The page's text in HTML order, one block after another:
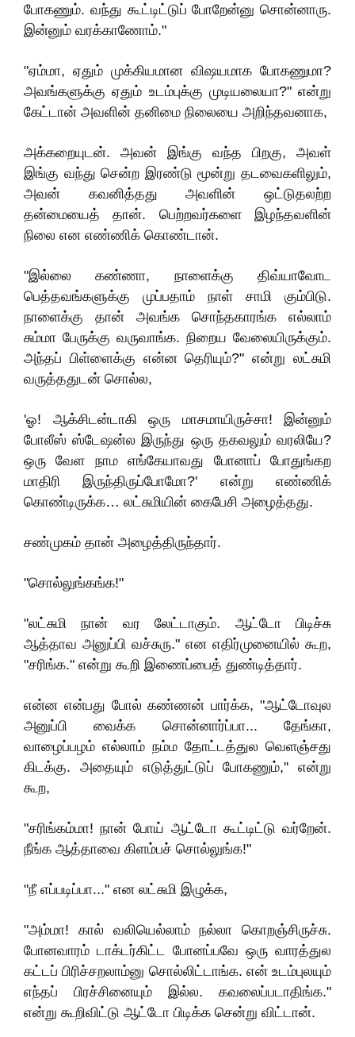
போகணும். வந்து கூட்டிட்டுப் போறேன்னு சொன்னாரு.
இன்னும் வரக்காணோம்."
"ஏம்மா, ஏதும் முக்கியமான விஷயமாக போகணுமா?
அவங்களுக்கு ஏதும் உடம்புக்கு முடியலையா?" என்று
கேட்டான் அவளின் தனிமை நிலையை அறிந்தவனாக,
அக்கறையுடன். அவன் இங்கு வந்த பிறகு, அவள்‌
இங்கு வந்து சென்ற இரண்டு மூன்று தடவைகளிலும்,
அவன் கவனித்தது அவளின் ஒட்டுதலற்ற
தன்மையைத் தான். பெற்றவர்களை இழந்தவளின்
நிலை என எண்ணிக் கொண்டான்.
"இல்லை கண்ணா, நாளைக்கு திவ்யாவோட
பெத்தவங்களுக்கு முப்பதாம் நாள் சாமி கும்பிடு.
நாளைக்கு தான் அவங்க சொந்தகாரங்க எல்லாம்
சும்மா பேருக்கு வருவாங்க. நிறைய வேலையிருக்கும்.
அந்தப் பிள்ளைக்கு என்ன தெரியும்?" என்று லட்சுமி
வருத்ததுடன் சொல்ல,
'ஓ! ஆக்சிடன்டாகி ஒரு மாசமாயிருச்சா! இன்னும்
போலீஸ் ஸ்டேஷன்ல இருந்து ஒரு தகவலும் வரலியே?
ஒரு வேள நாம எங்கேயாவது போனாப் போதுங்கற
மாதிரி இருந்திருப்போமோ?' என்று எண்ணிக்
கொண்டிருக்க… லட்சுமியின் கைபேசி அழைத்தது.
சண்முகம் தான் அழைத்திருந்தார்.
"சொல்லுங்கங்க!"
"லட்சுமி நான் வர லேட்டாகும். ஆட்டோ பிடிச்சு
ஆத்தாவ அனுப்பி வச்சுரு." என எதிர்முனையில் கூற,
"சரிங்க." என்று கூறி இணைப்பைத் துண்டித்தார்.
என்ன என்பது போல் கண்ணன் பார்க்க, "ஆட்டோவுல
அனுப்பி வைக்க சொன்னார்ப்பா... தேங்கா,
வாழைப்பழம் எல்லாம் நம்ம தோட்டத்துல வெளஞ்சது
கிடக்கு. அதையும் எடுத்துட்டுப் போகணும்,'' என்று
கூற,
"சரிங்கம்மா! நான் போய் ஆட்டோ கூட்டிட்டு வர்றேன்.
நீங்க ஆத்தாவை கிளம்பச் சொல்லுங்க!"
"நீ எப்படிப்பா..." என லட்சுமி இழுக்க,
"அம்மா! கால் வலியெல்லாம் நல்லா கொறஞ்சிருச்சு.
போனவாரம் டாக்டர்கிட்ட போனப்பவே ஒரு வாரத்துல
கட்டப் பிரிச்சறலாம்னு சொல்லிட்டாங்க. என் உடம்புலயும்
எந்தப் பிரச்சினையும் இல்ல. கவலைப்படாதிங்க."
என்று கூறிவிட்டு ஆட்டோ பிடிக்க சென்று விட்டான்.